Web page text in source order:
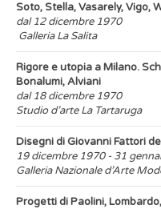
Soto, Stella, Vasarely, Vigo,
dal 12 dicembre 1970
Galleria La Salita
Rigore e utopia a Milano.
Bonalumi, Alviani
dal 18 dicembre 1970
Studio d’arte La Tartaruga
Disegni di Giovanni Fattori
19 dicembre 1970 - 31
Galleria Nazionale d’Arte
Progetti di Paolini,